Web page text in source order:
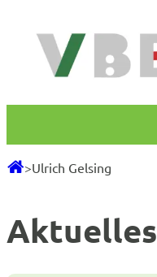
Inhalt
springen
>Ulrich Gelsing
Aktuelles